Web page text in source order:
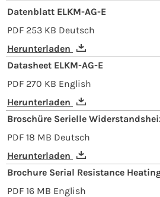
Datenblatt ELKM-AG-E
PDF 253 KB Deutsch
Herunterladen
Datasheet ELKM-AG-E
PDF 270 KB English
Herunterladen
Broschüre Serielle
PDF 18 MB Deutsch
Herunterladen
Brochure Serial Resistance
PDF 16 MB English